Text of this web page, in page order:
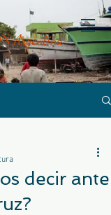
Argentina
decir ante